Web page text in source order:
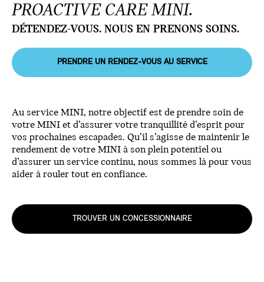
PROACTIVE CARE MINI.
DÉTENDEZ-VOUS. NOUS EN PRENONS SOINS.
PRENDRE UN RENDEZ-VOUS AU SERVICE
Au service MINI, notre objectif est de prendre soin de
votre MINI et d’assurer votre tranquillité d’esprit pour
vos prochaines escapades. Qu’il s’agisse de maintenir le
rendement de votre MINI à son plein potentiel ou
d’assurer un service continu, nous sommes là pour vous
aider à rouler tout en confiance.
TROUVER UN CONCESSIONNAIRE